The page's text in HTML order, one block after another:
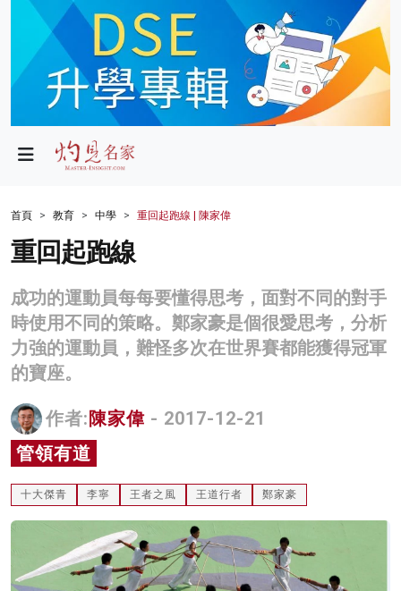
政局
財經
生活
商業
科技
名家榜
灼見活動
關於我們
首頁 教育 中學 重回起跑線 | 陳家偉
重回起跑線
成功的運動員每每要懂得思考，面對不同的對手
時使用不同的策略。鄭家豪是個很愛思考，分析
力強的運動員，難怪多次在世界賽都能獲得冠軍
的寶座。
作者: 陳家偉 - 2017-12-21
管領有道
十大傑青 李寧 王者之風 王道行者 鄭家豪